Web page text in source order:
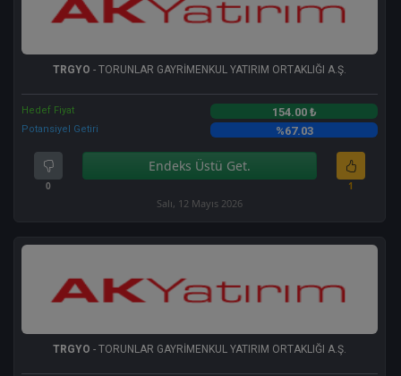
TRGYO - TORUNLAR GAYRİMENKUL YATIRIM ORTAKLIĞI A.Ş.
Hedef Fiyat 154.00 ₺
Potansiyel Getiri %67.03
0
Endeks Üstü Get.
1
Salı, 12 Mayıs 2026
TRGYO - TORUNLAR GAYRİMENKUL YATIRIM ORTAKLIĞI A.Ş.